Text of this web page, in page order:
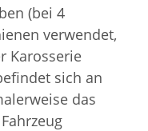
(bei 4
verwendet,
Karosserie
sich an
das